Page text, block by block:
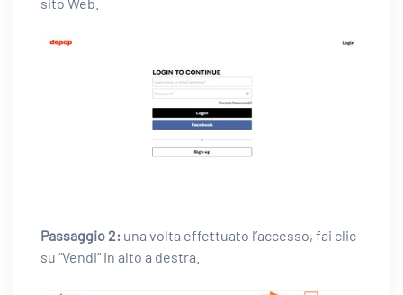
Passaggio 2: una volta effettuato l’accesso, fai clic
su “Vendi” in alto a destra.